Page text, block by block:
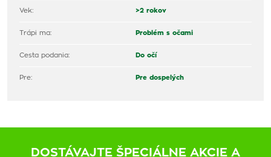
Vek: >2 rokov
Trápi ma: Problém s očami
Cesta podania: Do očí
Pre: Pre dospelých
DOSTÁVAJTE ŠPECIÁLNE AKCIE A